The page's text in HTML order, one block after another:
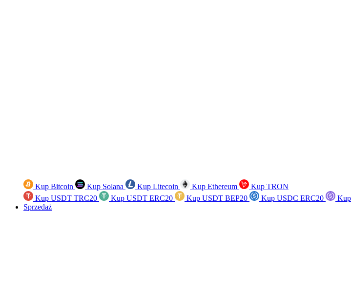
Kup Bitcoin Kup Solana Kup Litecoin Kup Ethereum
Kup TRON
Kup USDT TRC20
Kup USDT ERC20 Kup USDT BEP20 Kup USDC ERC20
Sprzedaż